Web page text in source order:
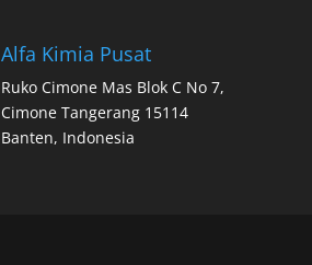
Alfa Kimia Pusat
Ruko Cimone Mas Blok C No 7,
Cimone Tangerang 15114
Banten, Indonesia